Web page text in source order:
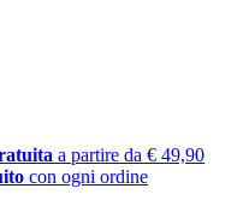
a partire da € 49,90
con ogni ordine